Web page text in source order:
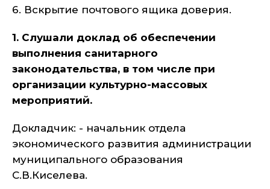
6. Вскрытие почтового ящика доверия.
1. Слушали доклад об обеспечении
выполнения санитарного
законодательства, в том числе при
организации культурно-массовых
мероприятий.
Докладчик: - начальник отдела
экономического развития администрации
муниципального образования
С.В.Киселева.